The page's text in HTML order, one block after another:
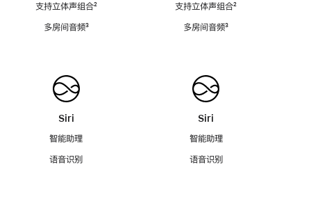
支持立体声组合脚
²
多房间音频脚
³
Siri
智能助理
语音识别
支持立体声组合脚
²
多房间音频脚
³
Siri
智能助理
语音识别